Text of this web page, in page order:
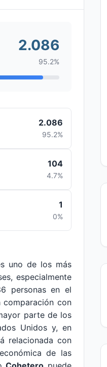
2.086
95.2%
2.086
95.2%
104
4.7%
1
0%
uno de los más
especialmente
personas en el
comparación con
parte de los
Unidos y, en
relacionada con
de las